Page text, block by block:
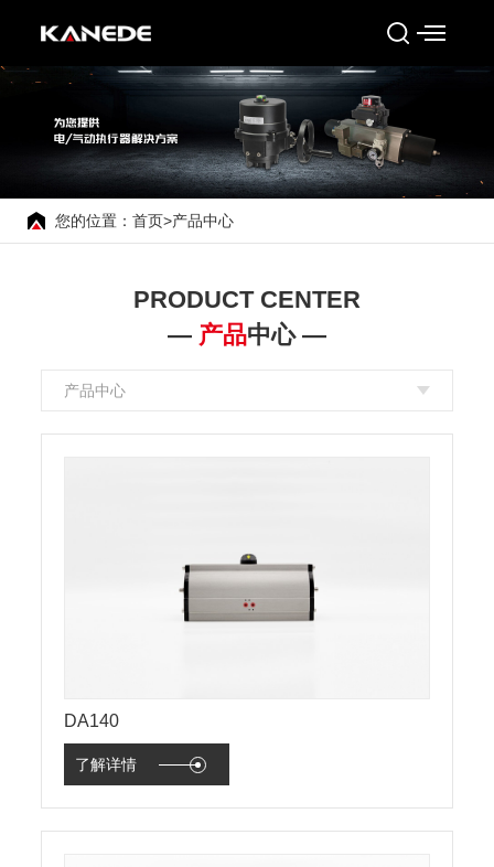
您的位置： 首页>产品中心
PRODUCT CENTER
— 产品中心 —
产品中心
DA140
了解详情